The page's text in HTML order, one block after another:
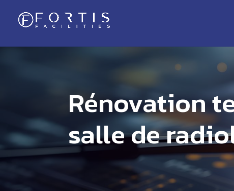
Rénovation
salle de